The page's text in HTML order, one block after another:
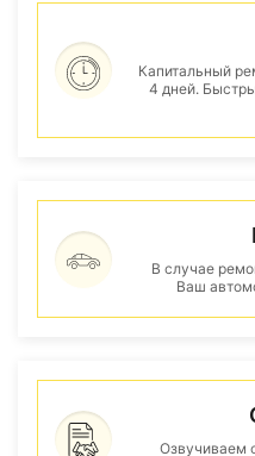
Капитальный
4 дней.
В случае
Ваш
Озвучиваем